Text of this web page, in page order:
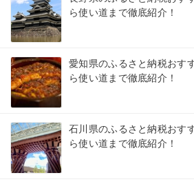
ら使い道まで徹底紹介！
愛知県のふるさと納税おす
ら使い道まで徹底紹介！
石川県のふるさと納税おす
ら使い道まで徹底紹介！